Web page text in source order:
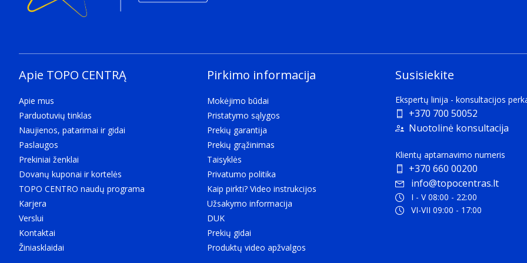
The technology that enables connectivity of the device, e.g. wired or wireless.
True Wireless Stereo (TWS)
What type of USB connector is built into the device.
Bluetooth is a low-power radio technology developed to replace the cables and wires currently used to link or
Bluetooth profiliai
A2DP, AVRCP, HFP, PBP, TMAP
The type of bluetooth technology in the product e.g. Bluetooth Smart (v4.0).
Ausinės
Ear coupling describes the way in which headphones or earphones stay attached to
Apie TOPO CENTRĄ
Apie mus
Parduotuvių tinklas
Naujienos, patarimai ir gidai
Paslaugos
Prekiniai ženklai
Dovanų kuponai ir kortelės
TOPO CENTRO naudų programa
Karjera
Verslui
Kontaktai
Žiniasklaidai
Pirkimo informacija
Mokėjimo būdai
Pristatymo sąlygos
Prekių garantija
Prekių grąžinimas
Taisyklės
Privatumo politika
Kaip pirkti? Video instrukcijos
Užsakymo informacija
DUK
Prekių gidai
Produktų video apžvalgos
Susisiekite
Ekspertų linija - konsultacijos
+370 700 50052
Nuotolinė konsultacija
Klientų aptarnavimo numeris
+370 660 00200
info@topocentras.lt
I - V 08:00 - 22:00
VI-VII 09:00 - 17:00